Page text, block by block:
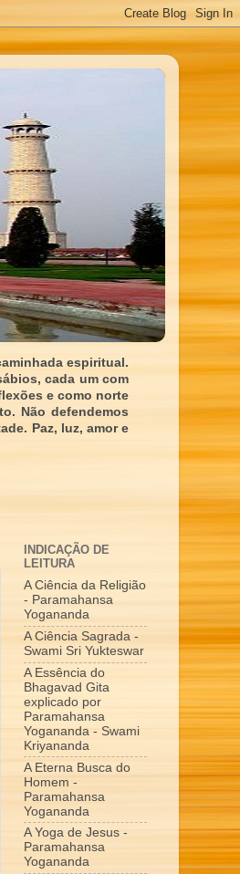
espiritual.
cada um com
e como norte
Não defendemos
Paz, luz, amor e
INDICAÇÃO DE
LEITURA
A Ciência da Religião
- Paramahansa
Yogananda
A Ciência Sagrada -
Swami Sri Yukteswar
A Essência do
Bhagavad Gita
explicado por
Paramahansa
Yogananda - Swami
Kriyananda
A Eterna Busca do
Homem -
Paramahansa
Yogananda
A Yoga de Jesus -
Paramahansa
Yogananda